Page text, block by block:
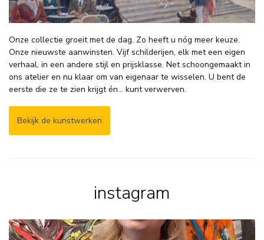
Onze collectie groeit met de dag. Zo heeft u nóg meer keuze.
Onze nieuwste aanwinsten. Vijf schilderijen, elk met een eigen
verhaal, in een andere stijl en prijsklasse. Net schoongemaakt in
ons atelier en nu klaar om van eigenaar te wisselen. U bent de
eerste die ze te zien krijgt én… kunt verwerven.
Bekijk de kunstwerken
instagram
𝗦𝗼𝗺𝗺𝗶𝗴𝗲 𝘀𝗰𝗵𝗶𝗹𝗱𝗲𝗿𝗶𝗷𝗲𝗻 ...